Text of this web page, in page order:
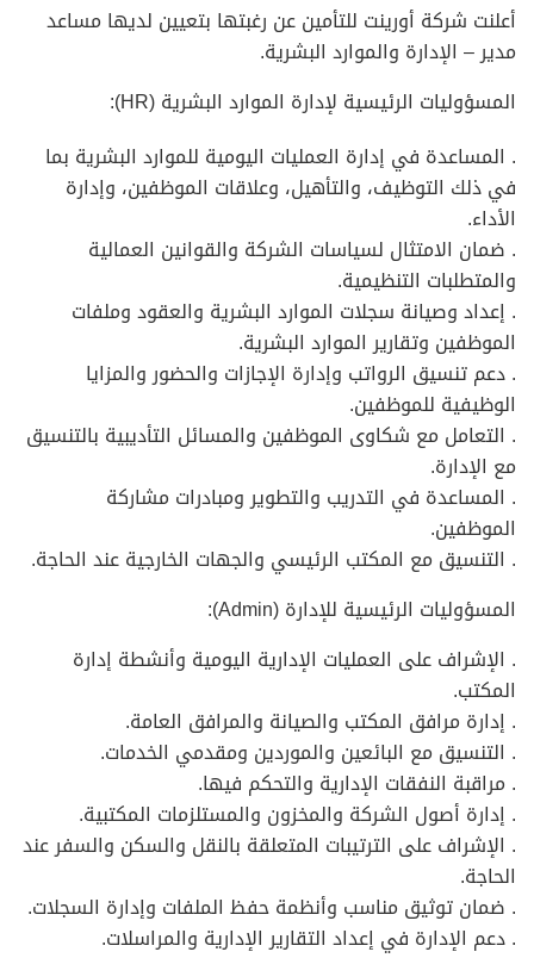
أعلنت شركة أورينت للتأمين عن رغبتها بتعيين لديها مساعد
مدير – الإدارة والموارد البشرية.
المسؤوليات الرئيسية لإدارة الموارد البشرية (HR):
. المساعدة في إدارة العمليات اليومية للموارد البشرية بما
في ذلك التوظيف، والتأهيل، وعلاقات الموظفين، وإدارة
الأداء.
. ضمان الامتثال لسياسات الشركة والقوانين العمالية
والمتطلبات التنظيمية.
. إعداد وصيانة سجلات الموارد البشرية والعقود وملفات
الموظفين وتقارير الموارد البشرية.
. دعم تنسيق الرواتب وإدارة الإجازات والحضور والمزايا
الوظيفية للموظفين.
. التعامل مع شكاوى الموظفين والمسائل التأديبية بالتنسيق
مع الإدارة.
. المساعدة في التدريب والتطوير ومبادرات مشاركة
الموظفين.
. التنسيق مع المكتب الرئيسي والجهات الخارجية عند الحاجة.
المسؤوليات الرئيسية للإدارة (Admin):
. الإشراف على العمليات الإدارية اليومية وأنشطة إدارة
المكتب.
. إدارة مرافق المكتب والصيانة والمرافق العامة.
. التنسيق مع البائعين والموردين ومقدمي الخدمات.
. مراقبة النفقات الإدارية والتحكم فيها.
. إدارة أصول الشركة والمخزون والمستلزمات المكتبية.
. الإشراف على الترتيبات المتعلقة بالنقل والسكن والسفر عند
الحاجة.
. ضمان توثيق مناسب وأنظمة حفظ الملفات وإدارة السجلات.
. دعم الإدارة في إعداد التقارير الإدارية والمراسلات.